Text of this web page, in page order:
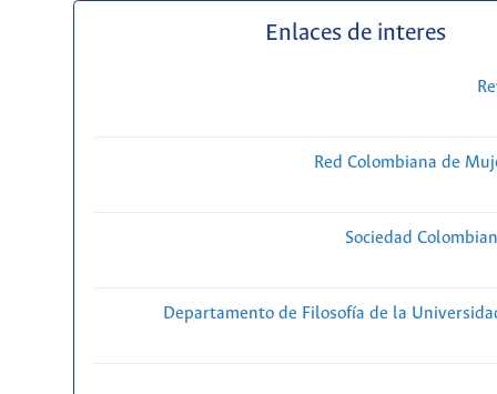
Enlaces de interes
Red Colombiana de
Sociedad
Departamento de Filosofía de la